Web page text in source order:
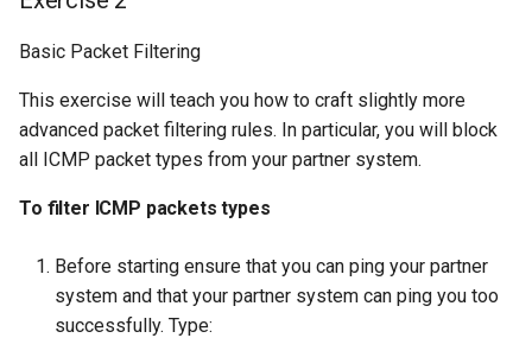
Basic Packet Filtering
This exercise will teach you how to craft slightly more
advanced packet filtering rules. In particular, you will block
all ICMP packet types from your partner system.
To filter ICMP packets types
Before starting ensure that you can ping your partner
system and that your partner system can ping you too
successfully. Type: